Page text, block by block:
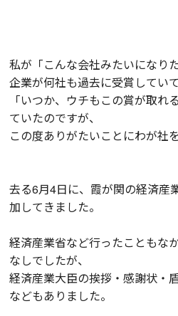
私が「こんな会社みたいになり
企業が何社も過去に受賞していて
「いつか、ウチもこの賞が取れ
ていたのですが、
この度ありがたいことにわが社
去る6月4日に、霞が関の経済産
加してきました。
経済産業省など行ったこともな
なしでしたが、
経済産業大臣の挨拶・感謝状・
などもありました。